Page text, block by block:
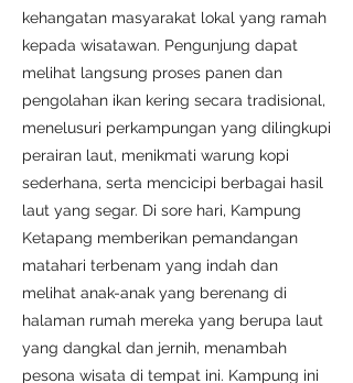
kehangatan masyarakat lokal yang ramah
kepada wisatawan. Pengunjung dapat
melihat langsung proses panen dan
pengolahan ikan kering secara tradisional,
menelusuri perkampungan yang dilingkupi
perairan laut, menikmati warung kopi
sederhana, serta mencicipi berbagai hasil
laut yang segar. Di sore hari, Kampung
Ketapang memberikan pemandangan
matahari terbenam yang indah dan
melihat anak-anak yang berenang di
halaman rumah mereka yang berupa laut
yang dangkal dan jernih, menambah
pesona wisata di tempat ini. Kampung ini